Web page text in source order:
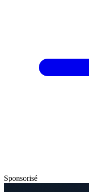
Sponsorisé